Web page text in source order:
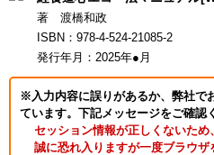
著 渡橋和政
ISBN：978-4-524-21085-2
発行年月：2025年●月
※入力内容に誤りがあるか、弊社で
ています。下記メッセージをご確認
セッション情報が正しくないため
誠に恐れ入りますが一度ブラウ